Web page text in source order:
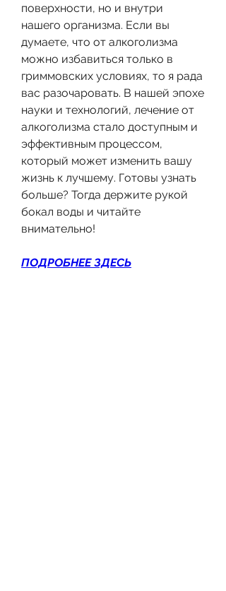
поверхности, но и внутри
нашего организма. Если вы
думаете, что от алкоголизма
можно избавиться только в
гриммовских условиях, то я рада
вас разочаровать. В нашей эпохе
науки и технологий, лечение от
алкоголизма стало доступным и
эффективным процессом,
который может изменить вашу
жизнь к лучшему. Готовы узнать
больше? Тогда держите рукой
бокал воды и читайте
внимательно!
ПОДРОБНЕЕ ЗДЕСЬ